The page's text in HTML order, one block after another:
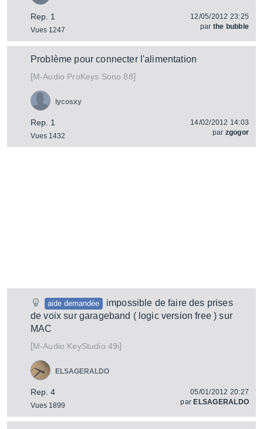
Rep. 1
Vues 1247
12/05/2012 23:25
par the bubble
Problème pour connecter l'alimentation
[M-Audio ProKeys Sono 88]
Rep. 1
Vues 1432
lycosxy
14/02/2012 14:03
par zgogor
aide demandée
impossible de faire des prises
de voix sur garageband ( logic version free ) sur
MAC
[M-Audio KeyStudio 49i]
Rep. 4
Vues 1899
ELSAGERALDO
05/01/2012 20:27
par ELSAGERALDO